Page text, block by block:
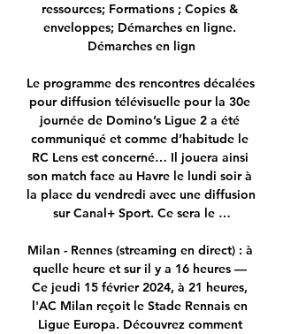
ressources; Formations ; Copies &
enveloppes; Démarches en ligne.
Démarches en lign
Le programme des rencontres décalées
pour diffusion télévisuelle pour la 30e
journée de Domino’s Ligue 2 a été
communiqué et comme d’habitude le
RC Lens est concerné… Il jouera ainsi
son match face au Havre le lundi soir à
la place du vendredi avec une diffusion
sur Canal+ Sport. Ce sera le …
Milan - Rennes (streaming en direct) : à
quelle heure et sur il y a 16 heures —
Ce jeudi 15 février 2024, à 21 heures,
l'AC Milan reçoit le Stade Rennais en
Ligue Europa. Découvrez comment